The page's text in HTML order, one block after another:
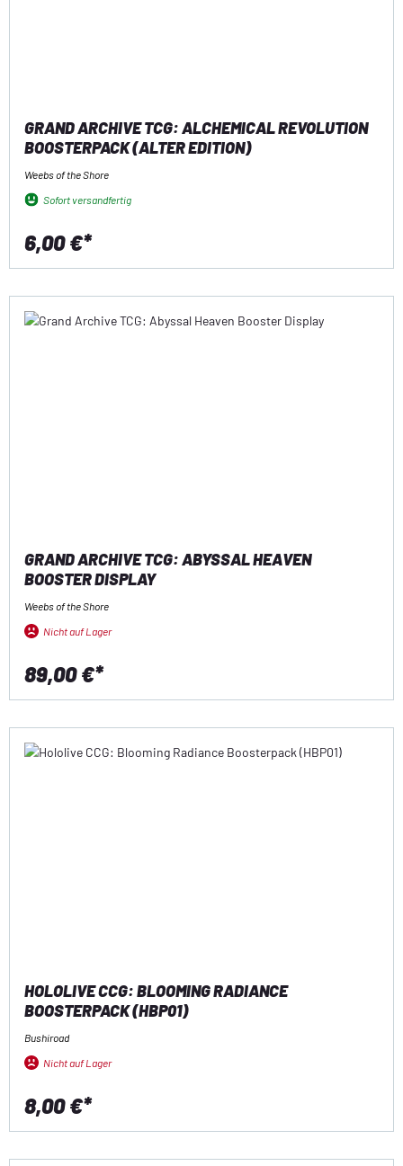
GRAND ARCHIVE TCG: ALCHEMICAL REVOLUTION
BOOSTERPACK (ALTER EDITION)
Weebs of the Shore
Sofort versandfertig
6,00 €*
GRAND ARCHIVE TCG: ABYSSAL HEAVEN
BOOSTER DISPLAY
Weebs of the Shore
Nicht auf Lager
89,00 €*
HOLOLIVE CCG: BLOOMING RADIANCE
BOOSTERPACK (HBP01)
Bushiroad
Nicht auf Lager
8,00 €*